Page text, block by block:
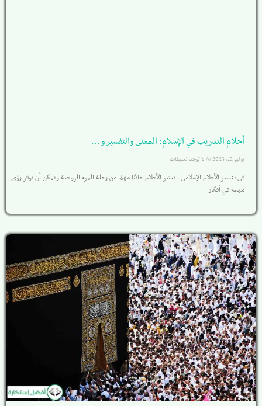
أحلام التدريب في الإسلام: المعنى والتفسير و …
يوليو 12, 2023 لا توجد تعليقات
في تفسير الأحلام الإسلامي ، تعتبر الأحلام جانبًا مهمًا من رحلة المرء الروحية ويمكن أن توفر رؤى
مهمة في أفكار